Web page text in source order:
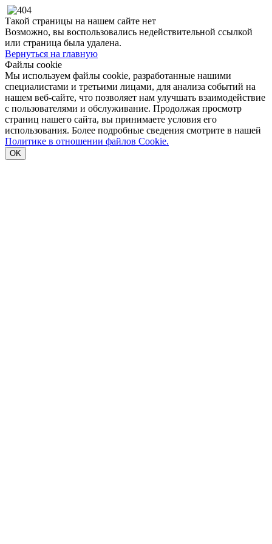
Такой страницы на нашем сайте нет
Возможно, вы воспользовались недействительной ссылкой
или страница была удалена.
Вернуться на главную
Файлы cookie
Мы используем файлы cookie, разработанные нашими
специалистами и третьими лицами, для анализа событий на
нашем веб-сайте, что позволяет нам улучшать взаимодействие
с пользователями и обслуживание. Продолжая просмотр
страниц нашего сайта, вы принимаете условия его
использования. Более подробные сведения смотрите в нашей
Политике в отношении файлов Cookie.
OK